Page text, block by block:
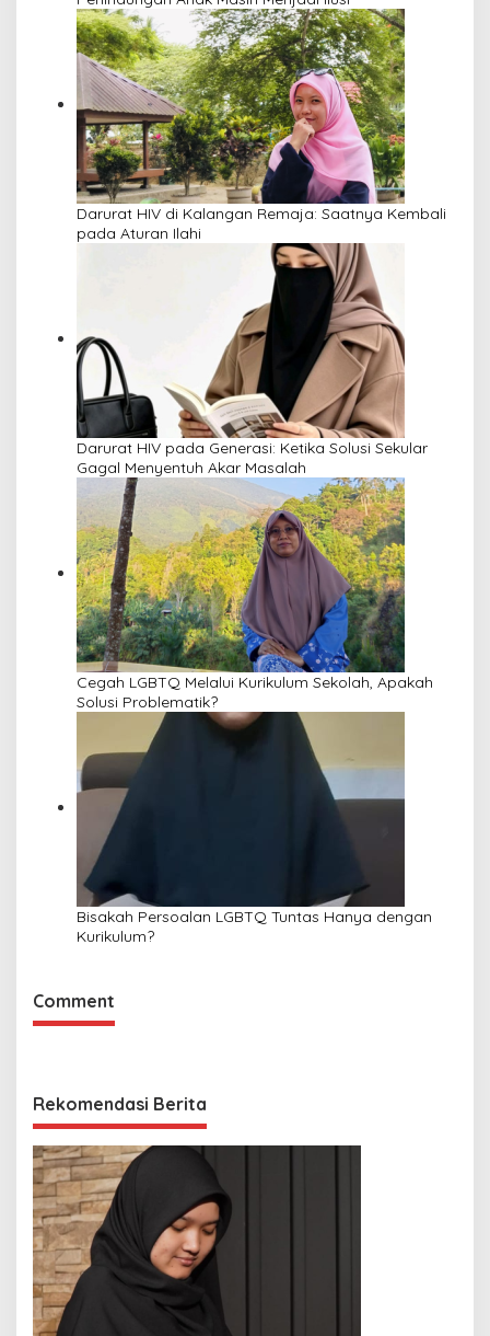
Darurat HIV di Kalangan Remaja: Saatnya Kembali
pada Aturan Ilahi
Darurat HIV pada Generasi: Ketika Solusi Sekular
Gagal Menyentuh Akar Masalah
Cegah LGBTQ Melalui Kurikulum Sekolah, Apakah
Solusi Problematik?
Bisakah Persoalan LGBTQ Tuntas Hanya dengan
Kurikulum?
Comment
Rekomendasi Berita